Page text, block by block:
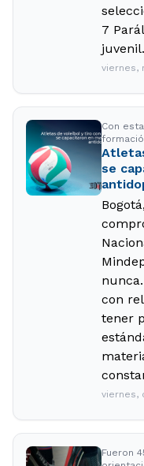
7
juvenil.
viernes,
Con
se
con
tener
viernes,
Fueron